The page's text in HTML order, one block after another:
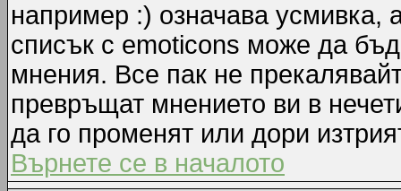
например :) означава усмивка,
списък с emoticons може да
мнения. Все пак не
превръщат мнението ви в
да го променят или дори
Върнете се в началото